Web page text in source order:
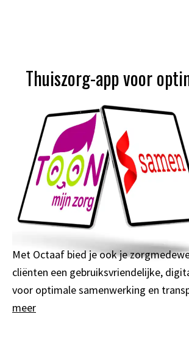
Thuiszorg-app voor
Met Octaaf bied je ook je
cliënten een gebruiksvriendelijke,
voor optimale samenwerking en
meer